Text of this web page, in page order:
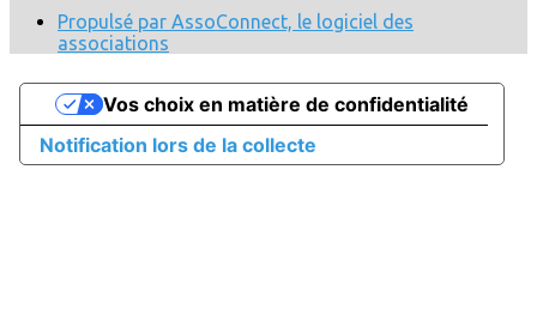
Propulsé par AssoConnect, le logiciel des
associations
Notification lors de la collecte
Vos choix en matière de confidentialité